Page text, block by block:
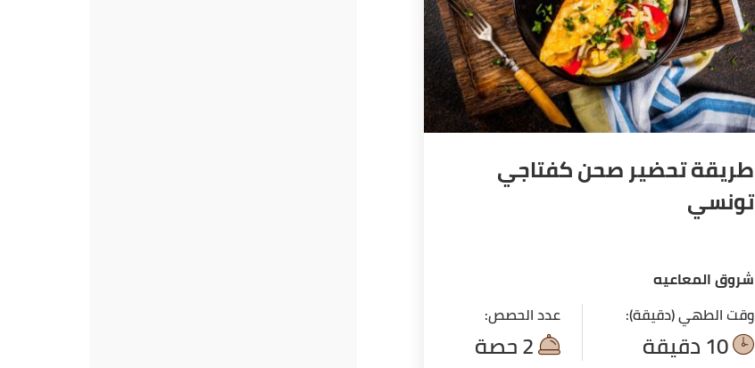
طريقة تحضير صحن كفتاجي
تونسي
شروق المعاعيه
وقت الطهي (دقيقة):
10 دقيقة
عدد الحصص:
2 حصة